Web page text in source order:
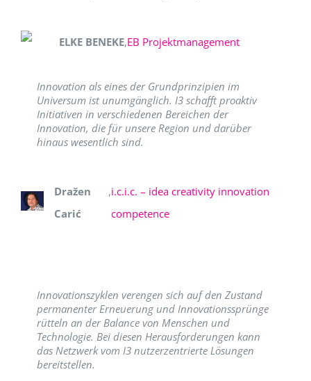
ELKE BENEKE,EB Projektmanagement
Innovation als eines der Grundprinzipien im
Universum ist unumgänglich. I3 schafft proaktiv
Initiativen in verschiedenen Bereichen der
Innovation, die für unsere Region und darüber
hinaus wesentlich sind.
Dražen
Carić
,i.c.i.c. – idea creativity innovation
competence
Innovationszyklen verengen sich auf den Zustand
permanenter Erneuerung und Innovationssprünge
rütteln an der Balance von Menschen und
Technologie. Bei diesen Herausforderungen kann
das Netzwerk vom I3 nutzerzentrierte Lösungen
bereitstellen.